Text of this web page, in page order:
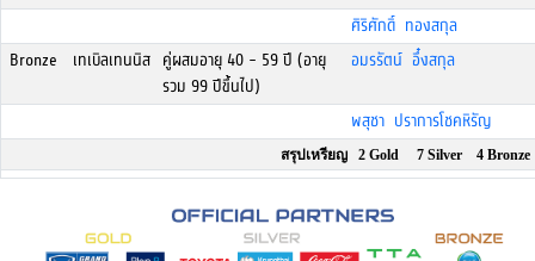
ศิริศักดิ์ ทองสกุล
Bronze
เทเบิลเทนนิส คู่ผสมอายุ 40 - 59 ปี (อายุ
รวม 99 ปีขึ้นไป)
อมรรัตน์ อึ๋งสกุล
พสุชา ปราการโชคหิรัญ
สรุปเหรียญ 2 Gold 7 Silver 4 Bronze